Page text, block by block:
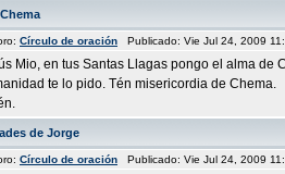
Círculo de oración Publicado: Vie Jul 24, 2009
Mio, en tus Santas Llagas pongo el alma de
te lo pido. Tén misericordia de Chema.
de Jorge
Círculo de oración Publicado: Vie Jul 24, 2009